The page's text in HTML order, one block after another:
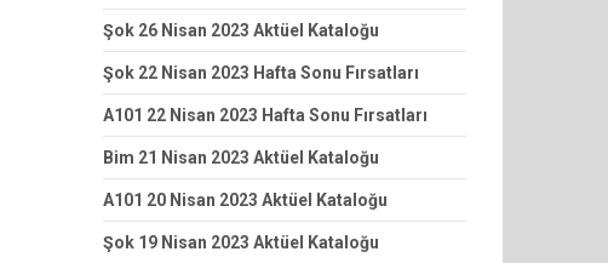
Şok 26 Nisan 2023 Aktüel Kataloğu
Şok 22 Nisan 2023 Hafta Sonu Fırsatları
A101 22 Nisan 2023 Hafta Sonu Fırsatları
Bim 21 Nisan 2023 Aktüel Kataloğu
A101 20 Nisan 2023 Aktüel Kataloğu
Şok 19 Nisan 2023 Aktüel Kataloğu